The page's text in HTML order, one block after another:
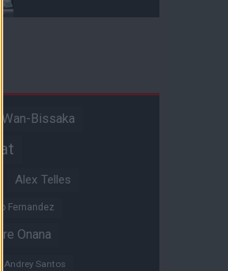
Wan-Bissaka
Alex Telles
Fernandez
Onana
Andrey Santos